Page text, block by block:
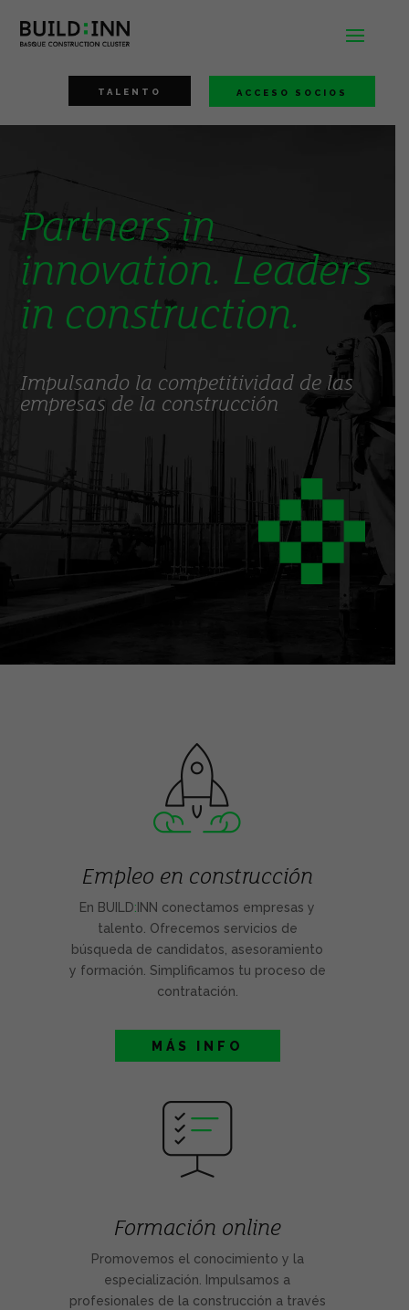
TALENTO ACCESO SOCIOS
Partners in
innovation. Leaders
in construction.
Impulsando la competitividad de las
empresas de la construcción
Empleo en construcción
En BUILD: INN conectamos empresas y
talento. Ofrecemos servicios de
búsqueda de candidatos, asesoramiento
y formación. Simplificamos tu proceso de
contratación.
MÁS INFO
Formación online
Promovemos el conocimiento y la
especialización. Impulsamos a
profesionales de la construcción a través